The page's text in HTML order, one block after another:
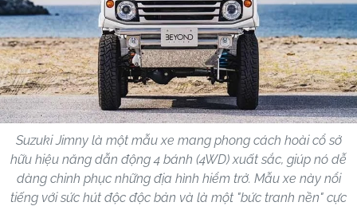
Suzuki Jimny là một mẫu xe mang phong cách hoài cổ sở
hữu hiệu năng dẫn động 4 bánh (4WD) xuất sắc, giúp nó dễ
dàng chinh phục những địa hình hiểm trở. Mẫu xe này nổi
tiếng với sức hút độc độc bản và là một "bức tranh nền" cực